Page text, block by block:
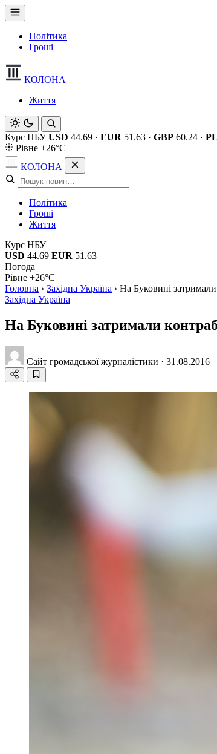
Політика
Гроші
КОЛОНА
Життя
Курс НБУ USD 44.69 · EUR 51.63 · GBP 60.24 ·
Рівне +26°C
КОЛОНА
Політика
Гроші
Життя
Курс НБУ
USD 44.69 EUR 51.63
Погода
Рівне +26°C
Головна › Західна Україна › На Буковині
Західна Україна
На Буковині затримали
Сайт громадської журналістики · 31.08.2016